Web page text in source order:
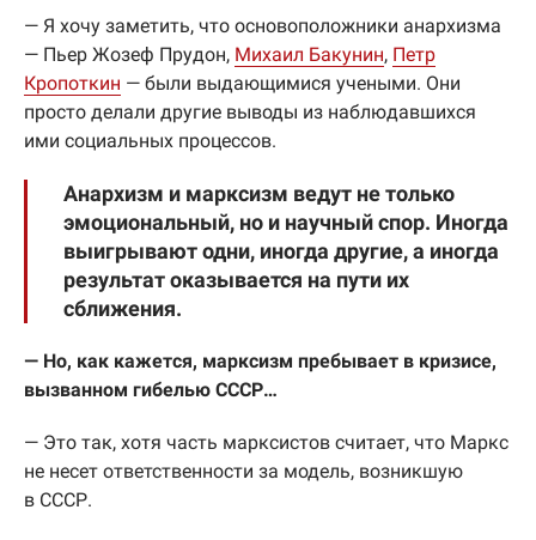
— Я хочу заметить, что основоположники анархизма
— Пьер Жозеф Прудон, Михаил Бакунин, Петр
Кропоткин — были выдающимися учеными. Они
просто делали другие выводы из наблюдавшихся
ими социальных процессов.
Анархизм и марксизм ведут не только
эмоциональный, но и научный спор. Иногда
выигрывают одни, иногда другие, а иногда
результат оказывается на пути их
сближения.
— Но, как кажется, марксизм пребывает в кризисе,
вызванном гибелью СССР…
— Это так, хотя часть марксистов считает, что Маркс
не несет ответственности за модель, возникшую
в СССР.